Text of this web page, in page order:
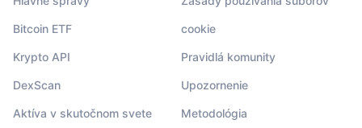
Bitcoin ETF
Krypto API
DexScan
Aktíva v skutočnom svete
cookie
Pravidlá komunity
Upozornenie
Metodológia